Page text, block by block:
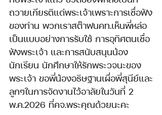
ถวายเกียรติแด่พระเจ้าเพราะการเชื่อฟัง
ของท่าน พวกเราสต๊าฟนคท.เห็นพี่หล่อ
เป็นแบบอย่างการรับใช้ การอุทิศตนเชื่อ
ฟังพระเจ้า และการสนับสนุนน้อง
นักเรียน นักศึกษาให้รักพระวจนะของ
พระเจ้า ขอพี่น้องอธิษฐานเผื่อพี่สุนีย์และ
ลูกๆในการจัดงานไว้อาลัยในวันที่ 2
พ.ค.2026 ที่คจ.พระคุณด้วยนะคะ